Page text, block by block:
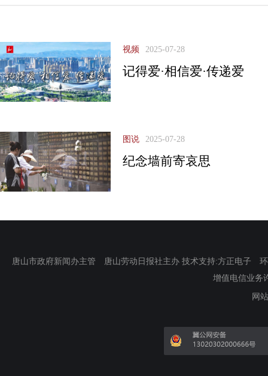
视频 2025-07-28
记得爱·相信爱·传递爱
图说 2025-07-28
纪念墙前寄哀思
唐山市政府新闻办主管 唐山劳动日报社主办 技术支持:方正电子
增值电信业务
网